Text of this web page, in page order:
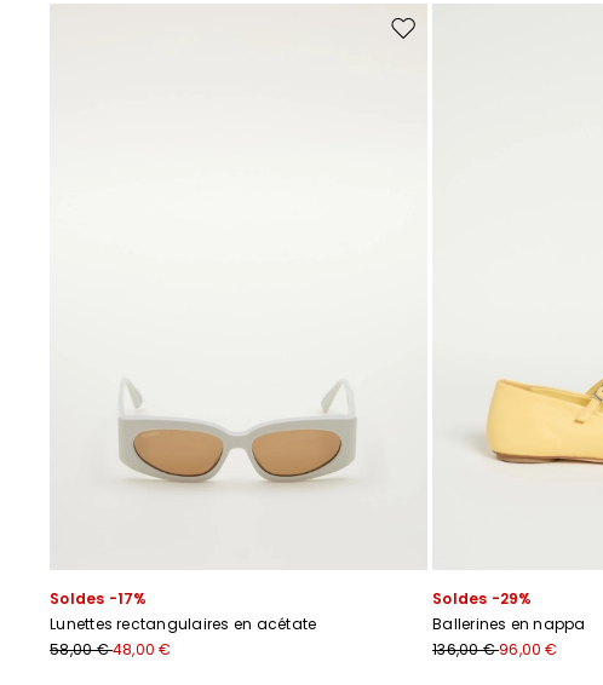
Ajouter vers la liste de souhaits
Soldes -17%
Lunettes rectangulaires en acétate
58,00 €48,00 €
Soldes -29%
Ballerines en nappa
136,00 €96,00 €